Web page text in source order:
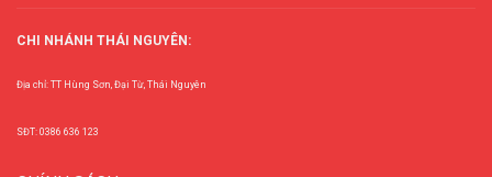
CHI NHÁNH THÁI NGUYÊN:
Địa chỉ: TT Hùng Sơn, Đại Từ, Thái Nguyên
SĐT: 0386 636 123